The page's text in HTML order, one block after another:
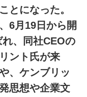
とになった。
6月19日から開
、同社CEOの
ント氏が来
、ケンブリッ
思想や企業文